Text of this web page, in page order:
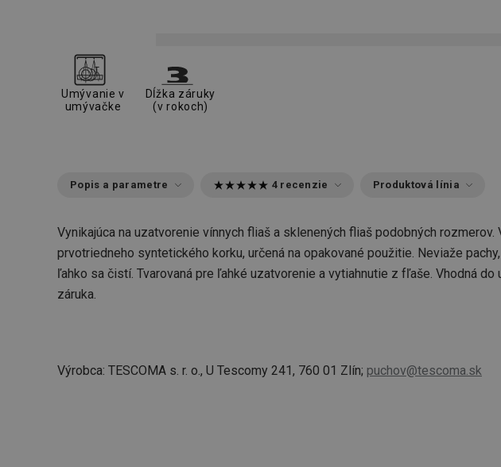
Umývanie v
umývačke
Dĺžka záruky
(v rokoch)
Popis a parametre 4 recenzie Produktová línia
Vynikajúca na uzatvorenie vínnych fliaš a sklenených fliaš podobných rozmerov.
prvotriedneho syntetického korku, určená na opakované použitie. Neviaže
ľahko sa čistí. Tvarovaná pre ľahké uzatvorenie a vytiahnutie z fľaše. Vhodná do
záruka.
Výrobca: TESCOMA s. r. o., U Tescomy 241, 760 01 Zlín; puchov@tescoma.sk